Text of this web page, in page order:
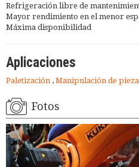
Refrigeración libre de
Mayor rendimiento en el menor
Máxima disponibilidad
Aplicaciones
Paletización , Manipulación de
Fotos